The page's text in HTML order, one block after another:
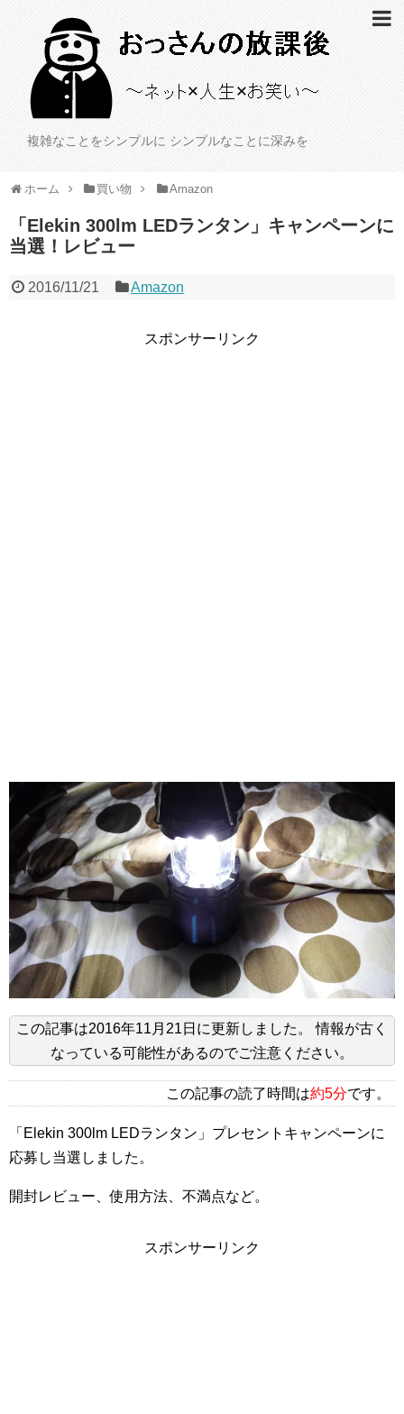
複雑なことをシンプルに シンプルなことに深みを
ホーム 買い物 Amazon
「Elekin 300lm LEDランタン」キャンペーンに
当選！レビュー
2016/11/21 Amazon
スポンサーリンク
この記事は2016年11月21日 に更新しました。
情報が古く
なっている可能性があるのでご注意ください。
この記事の読了時間は約5分です。
「Elekin 300lm LEDランタン」プレセントキャンペーンに
応募し当選しました。
開封レビュー、使用方法、不満点など。
スポンサーリンク